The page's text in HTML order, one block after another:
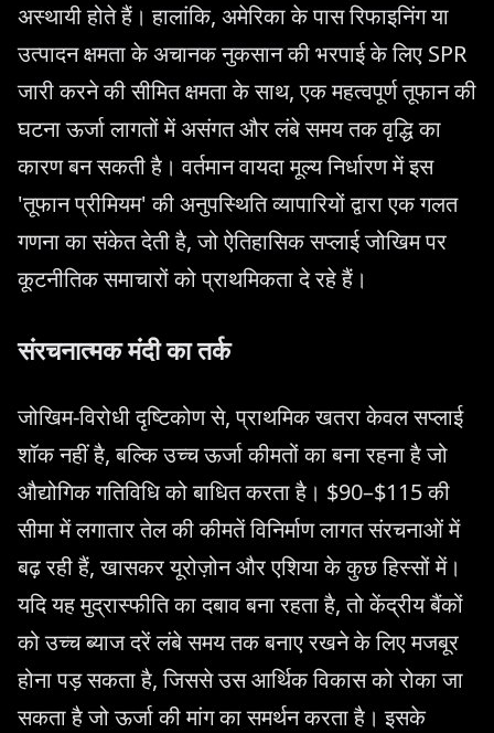
अस्थायी होते हैं। हालांकि, अमेरिका के पास रिफाइनिंग या
उत्पादन क्षमता के अचानक नुकसान की भरपाई के लिए SPR
जारी करने की सीमित क्षमता के साथ, एक महत्वपूर्ण तूफान की
घटना ऊर्जा लागतों में असंगत और लंबे समय तक वृद्धि का
कारण बन सकती है। वर्तमान वायदा मूल्य निर्धारण में इस
'तूफान प्रीमियम' की अनुपस्थिति व्यापारियों द्वारा एक गलत
गणना का संकेत देती है, जो ऐतिहासिक सप्लाई जोखिम पर
कूटनीतिक समाचारों को प्राथमिकता दे रहे हैं।
संरचनात्मक मंदी का तर्क
जोखिम-विरोधी दृष्टिकोण से, प्राथमिक खतरा केवल सप्लाई
शॉक नहीं है, बल्कि उच्च ऊर्जा कीमतों का बना रहना है जो
औद्योगिक गतिविधि को बाधित करता है। $90–$115 की
सीमा में लगातार तेल की कीमतें विनिर्माण लागत संरचनाओं में
बढ़ रही हैं, खासकर यूरोज़ोन और एशिया के कुछ हिस्सों में।
यदि यह मुद्रास्फीति का दबाव बना रहता है, तो केंद्रीय बैंकों
को उच्च ब्याज दरें लंबे समय तक बनाए रखने के लिए मजबूर
होना पड़ सकता है, जिससे उस आर्थिक विकास को रोका जा
सकता है जो ऊर्जा की मांग का समर्थन करता है। इसके